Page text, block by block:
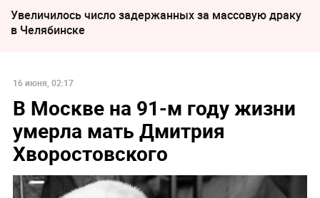
Увеличилось число задержанных за массовую драку
в Челябинске
16 июня, 02:17
В Москве на 91-м году жизни
умерла мать Дмитрия
Хворостовского